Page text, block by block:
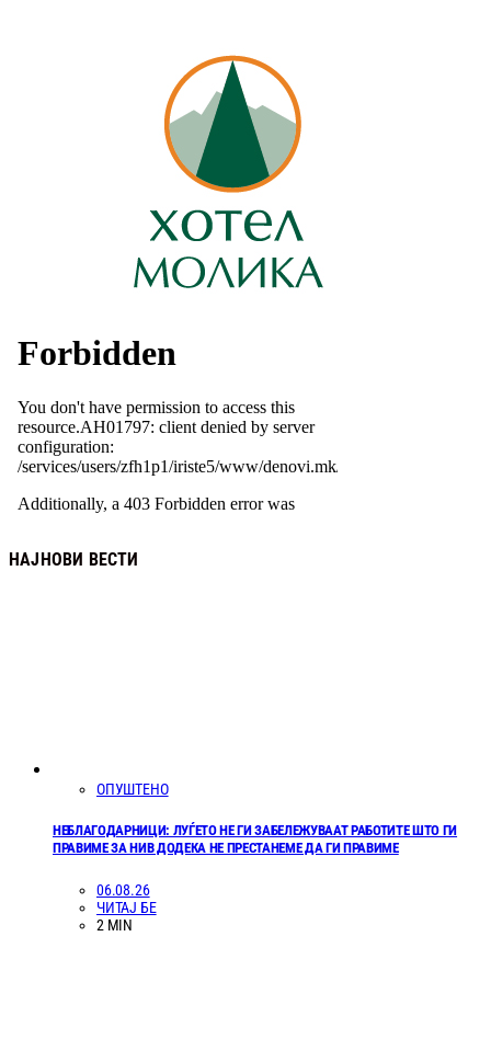
НАЈНОВИ ВЕСТИ
ОПУШТЕНО
НЕБЛАГОДАРНИЦИ: ЛУЃЕТО НЕ ГИ ЗАБЕЛЕЖУВААТ РАБОТИТЕ ШТО ГИ
ПРАВИМЕ ЗА НИВ ДОДЕКА НЕ ПРЕСТАНЕМЕ ДА ГИ ПРАВИМЕ
06.08.26
ЧИТАЈ БЕ
2 MIN